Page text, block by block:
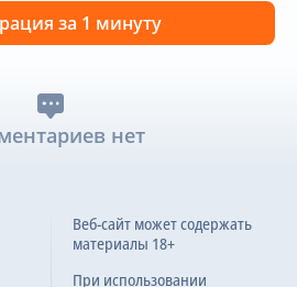
за 1 минуту
нет
Веб-сайт может содержать
материалы 18+
При использовании